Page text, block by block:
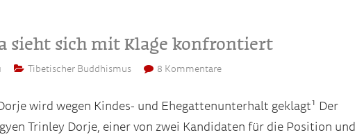
sieht sich mit Klage konfrontiert
Tibetischer Buddhismus 8 Kommentare
wird wegen Kindes- und Ehegattenunterhalt geklagt¹ Der
Trinley Dorje, einer von zwei Kandidaten für die Position und